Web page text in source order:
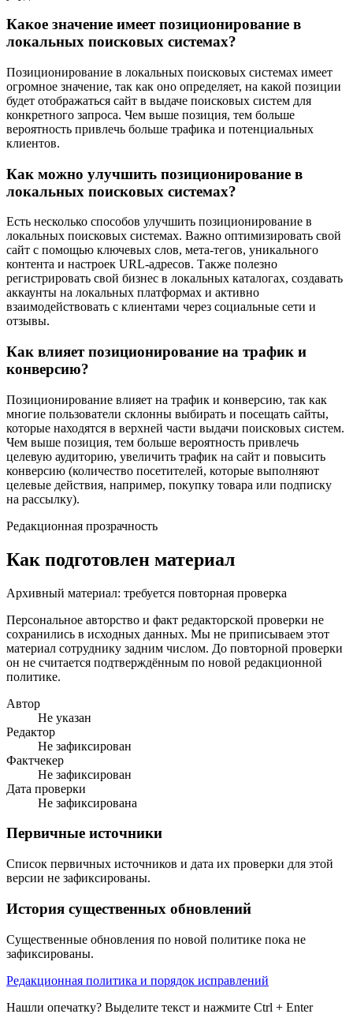
Какое значение имеет позиционирование в
локальных поисковых системах?
Позиционирование в локальных поисковых системах имеет
огромное значение, так как оно определяет, на какой позиции
будет отображаться сайт в выдаче поисковых систем для
конкретного запроса. Чем выше позиция, тем больше
вероятность привлечь больше трафика и потенциальных
клиентов.
Как можно улучшить позиционирование в
локальных поисковых системах?
Есть несколько способов улучшить позиционирование в
локальных поисковых системах. Важно оптимизировать свой
сайт с помощью ключевых слов, мета-тегов, уникального
контента и настроек URL-адресов. Также полезно
регистрировать свой бизнес в локальных каталогах, создавать
аккаунты на локальных платформах и активно
взаимодействовать с клиентами через социальные сети и
отзывы.
Как влияет позиционирование на трафик и
конверсию?
Позиционирование влияет на трафик и конверсию, так как
многие пользователи склонны выбирать и посещать сайты,
которые находятся в верхней части выдачи поисковых систем.
Чем выше позиция, тем больше вероятность привлечь
целевую аудиторию, увеличить трафик на сайт и повысить
конверсию (количество посетителей, которые выполняют
целевые действия, например, покупку товара или подписку
на рассылку).
Редакционная прозрачность
Как подготовлен материал
Архивный материал: требуется повторная проверка
Персональное авторство и факт редакторской проверки не
сохранились в исходных данных. Мы не приписываем этот
материал сотруднику задним числом. До повторной проверки
он не считается подтверждённым по новой редакционной
политике.
Автор
Не указан
Редактор
Не зафиксирован
Фактчекер
Не зафиксирован
Дата проверки
Не зафиксирована
Первичные источники
Список первичных источников и дата их проверки для этой
версии не зафиксированы.
История существенных обновлений
Существенные обновления по новой политике пока не
зафиксированы.
Редакционная политика и порядок исправлений
Нашли опечатку? Выделите текст и нажмите Ctrl + Enter